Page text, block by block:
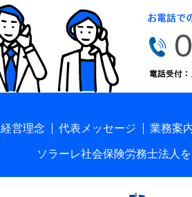
経営理念 代表メッセージ 業務案
ソラーレ社会保険労務士法人